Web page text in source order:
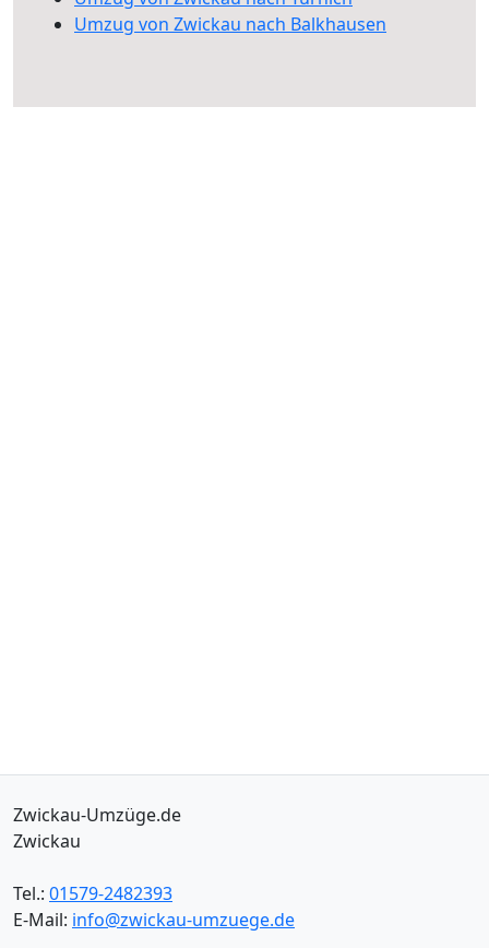
Umzug von Zwickau nach Balkhausen
Zwickau-Umzüge.de
Zwickau
Tel.: 01579-2482393
E-Mail: info@zwickau-umzuege.de